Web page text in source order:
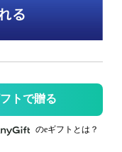
トで贈る
のeギフトとは？